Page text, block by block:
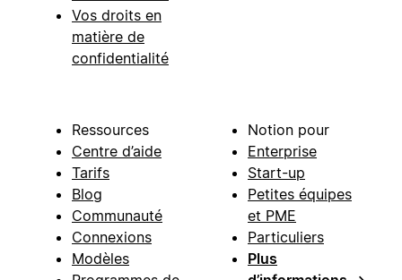
Vos droits en
matière de
confidentialité
Ressources
Centre d’aide
Tarifs
Blog
Communauté
Connexions
Modèles
Notion pour
Enterprise
Start-up
Petites équipes
et PME
Particuliers
Plus